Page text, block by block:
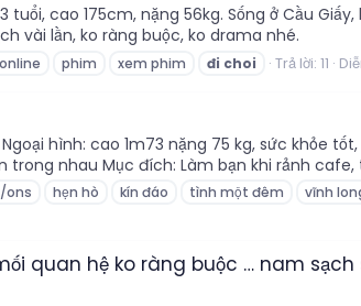
cao 175cm, nặng 56kg. Sống ở Cầu
vài lần, ko ràng buộc, ko drama nhé.
online phim xem phim đi choi Trả lời: 11
hình: cao 1m73 nặng 75 kg, sức khỏe
nhau Mục đích: Làm bạn khi rảnh
ons hẹn hò kín đáo tình một đêm vĩnh
quan hệ ko ràng buộc … nam